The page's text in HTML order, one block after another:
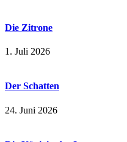
Die Zitrone
1. Juli 2026
Der Schatten
24. Juni 2026